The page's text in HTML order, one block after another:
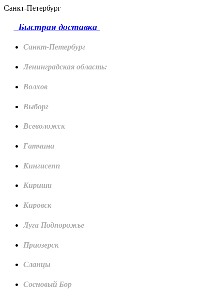
Санкт-Петербург
Быстрая доставка
Санкт-Петербург
Ленинградская область:
Волхов
Выборг
Всеволожск
Гатчина
Кингисепп
Кириши
Кировск
Луга Подпорожье
Приозерск
Сланцы
Сосновый Бор